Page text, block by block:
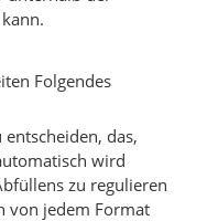
Folgendes
das,
wird
zu regulieren
von jedem Format